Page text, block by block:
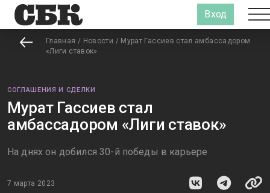
Вход
Главная / Новости / Мурат Гассиев стал амбассадором
«Лиги ставок»
СОГЛАШЕНИЯ И СДЕЛКИ
Мурат Гассиев стал
амбассадором «Лиги ставок»
На днях он добился 30-й победы в карьере
7 марта 2023